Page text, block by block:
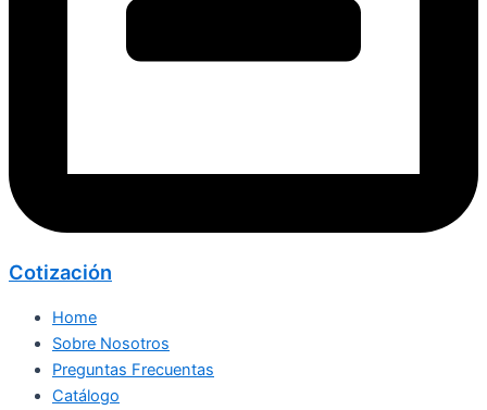
Cotización
Home
Sobre Nosotros
Preguntas Frecuentas
Catálogo